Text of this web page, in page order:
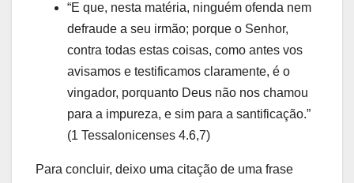
“E que, nesta matéria, ninguém ofenda nem
defraude a seu irmão; porque o Senhor,
contra todas estas coisas, como antes vos
avisamos e testificamos claramente, é o
vingador, porquanto Deus não nos chamou
para a impureza, e sim para a santificação.”
(1 Tessalonicenses 4.6,7)
Para concluir, deixo uma citação de uma frase